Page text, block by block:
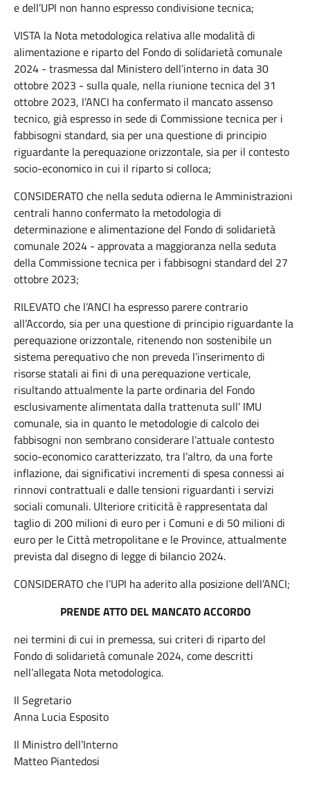
e dell’UPI non hanno espresso condivisione tecnica;
VISTA la Nota metodologica relativa alle modalità di
alimentazione e riparto del Fondo di solidarietà comunale
2024 - trasmessa dal Ministero dell’interno in data 30
ottobre 2023 - sulla quale, nella riunione tecnica del 31
ottobre 2023, l’ANCI ha confermato il mancato assenso
tecnico, già espresso in sede di Commissione tecnica per i
fabbisogni standard, sia per una questione di principio
riguardante la perequazione orizzontale, sia per il contesto
socio-economico in cui il riparto si colloca;
CONSIDERATO che nella seduta odierna le Amministrazioni
centrali hanno confermato la metodologia di
determinazione e alimentazione del Fondo di solidarietà
comunale 2024 - approvata a maggioranza nella seduta
della Commissione tecnica per i fabbisogni standard del 27
ottobre 2023;
RILEVATO che l’ANCI ha espresso parere contrario
all’Accordo, sia per una questione di principio riguardante la
perequazione orizzontale, ritenendo non sostenibile un
sistema perequativo che non preveda l’inserimento di
risorse statali ai fini di una perequazione verticale,
risultando attualmente la parte ordinaria del Fondo
esclusivamente alimentata dalla trattenuta sull’ IMU
comunale, sia in quanto le metodologie di calcolo dei
fabbisogni non sembrano considerare l’attuale contesto
socio-economico caratterizzato, tra l’altro, da una forte
inflazione, dai significativi incrementi di spesa connessi ai
rinnovi contrattuali e dalle tensioni riguardanti i servizi
sociali comunali. Ulteriore criticità è rappresentata dal
taglio di 200 milioni di euro per i Comuni e di 50 milioni di
euro per le Città metropolitane e le Province, attualmente
prevista dal disegno di legge di bilancio 2024.
CONSIDERATO che l’UPI ha aderito alla posizione dell’ANCI;
PRENDE ATTO DEL MANCATO ACCORDO
nei termini di cui in premessa, sui criteri di riparto del
Fondo di solidarietà comunale 2024, come descritti
nell’allegata Nota metodologica.
Il Segretario
Anna Lucia Esposito
Il Ministro dell’Interno
Matteo Piantedosi